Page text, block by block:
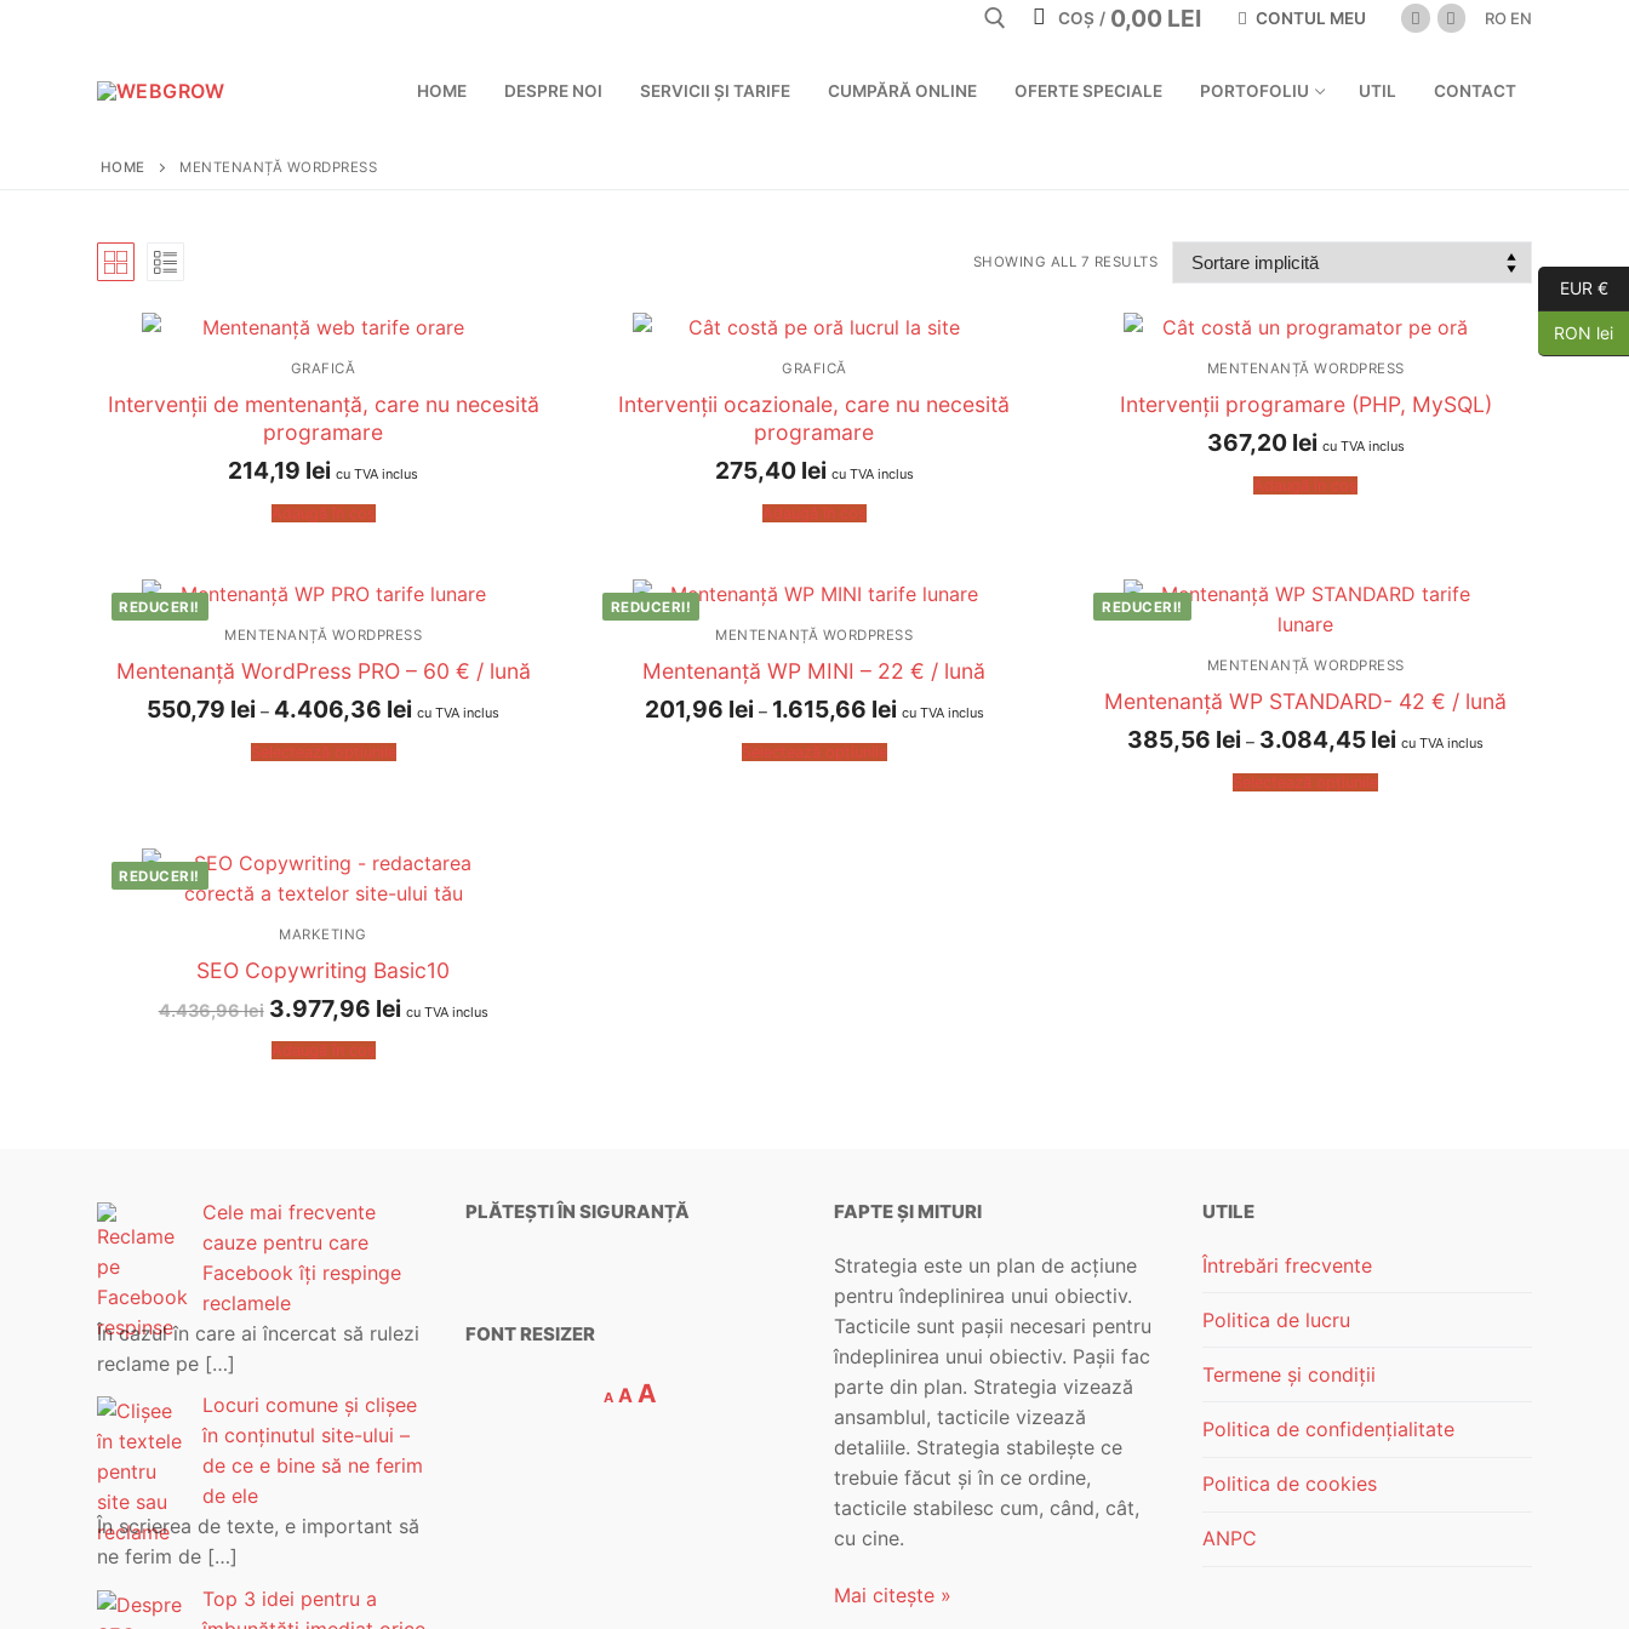
COȘ / 0,00 LEI CONTUL MEU RO EN
HOME DESPRE NOI SERVICII ȘI TARIFE CUMPĂRĂ ONLINE OFERTE SPECIALE PORTOFOLIU UTIL CONTACT
HOME MENTENANȚĂ WORDPRESS
SHOWING ALL 7 RESULTS
GRAFICĂ
Intervenții de mentenanță, care nu necesită
programare
214,19 lei cu TVA inclus
Adaugă în coș
GRAFICĂ
Intervenții ocazionale, care nu necesită
programare
275,40 lei cu TVA inclus
Adaugă în coș
MENTENANȚĂ WORDPRESS
Intervenții programare (PHP, MySQL)
367,20 lei cu TVA inclus
Adaugă în coș
REDUCERI!
MENTENANȚĂ WORDPRESS
Mentenanță WordPress PRO – 60 € / lună
550,79 lei – 4.406,36 lei cu TVA inclus
Selectează opțiunile
REDUCERI!
MENTENANȚĂ WORDPRESS
Mentenanță WP MINI – 22 € / lună
201,96 lei – 1.615,66 lei cu TVA inclus
Selectează opțiunile
REDUCERI!
MENTENANȚĂ WORDPRESS
Mentenanță WP STANDARD- 42 € / lună
385,56 lei – 3.084,45 lei cu TVA inclus
Selectează opțiunile
REDUCERI!
MARKETING
SEO Copywriting Basic10
4.436,96lei 3.977,96 lei cu TVA inclus
Adaugă în coș
Cele mai frecvente
cauze pentru care
Facebook îți respinge
reclamele
În cazul în care ai încercat să rulezi
reclame pe […]
Locuri comune și clișee
în conținutul site-ului –
de ce e bine să ne ferim
de ele
În scrierea de texte, e important să
ne ferim de […]
Top 3 idei pentru a
PLĂTEȘTI ÎN SIGURANȚĂ
FONT RESIZER
A A A
FAPTE ȘI MITURI
Strategia este un plan de acțiune
pentru îndeplinirea unui obiectiv.
Tacticile sunt pașii necesari pentru
îndeplinirea unui obiectiv. Pașii fac
parte din plan. Strategia vizează
ansamblul, tacticile vizează
detaliile. Strategia stabilește ce
trebuie făcut și în ce ordine,
tacticile stabilesc cum, când, cât,
cu cine.
Mai citește »
UTILE
Întrebări frecvente
Politica de lucru
Termene și condiții
Politica de confidențialitate
Politica de cookies
ANPC
EUR €
RON lei